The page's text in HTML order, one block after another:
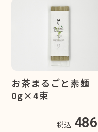
お茶まるごと素
0g×4束
税込 486